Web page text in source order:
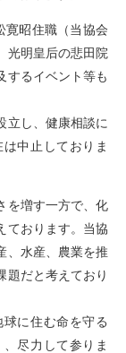
寛昭住職（当協会
光明皇后の悲田院
するイベント等も
立し、健康相談に
中止しておりま
を増す一方で、化
ております。当協
、水産、農業を推
題だと考えており
に住む命を守る
尽力して参りま